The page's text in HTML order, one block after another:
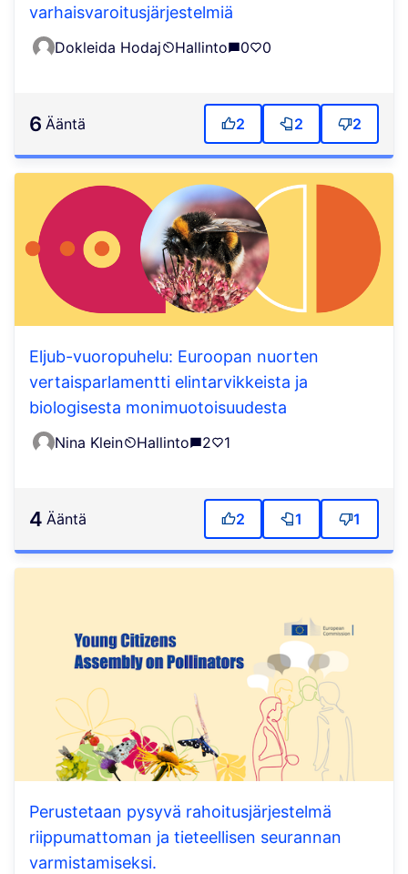
varhaisvaroitusjärjestelmiä
Dokleida Hodaj Hallinto 0 0
6 ääntä 2 2 2
Eljub-vuoropuhelu: Euroopan nuorten
vertaisparlamentti elintarvikkeista ja
biologisesta monimuotoisuudesta
Nina Klein Hallinto 2 1
4 ääntä 2 1 1
Perustetaan pysyvä rahoitusjärjestelmä
riippumattoman ja tieteellisen seurannan
varmistamiseksi.